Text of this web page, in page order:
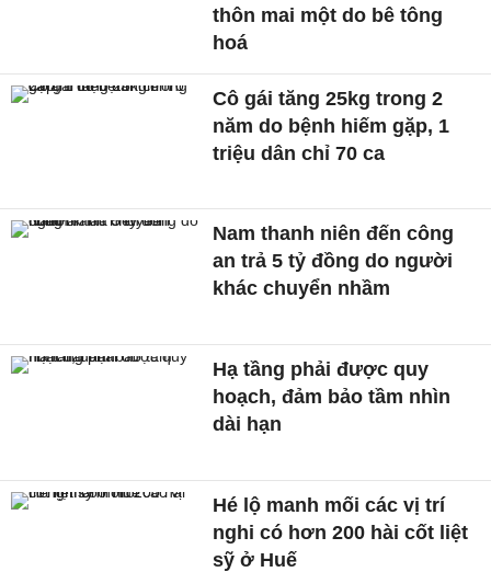
thôn mai một do bê tông
hoá
Cô gái tăng 25kg trong 2
năm do bệnh hiếm gặp, 1
triệu dân chỉ 70 ca
Nam thanh niên đến công
an trả 5 tỷ đồng do người
khác chuyển nhầm
Hạ tầng phải được quy
hoạch, đảm bảo tầm nhìn
dài hạn
Hé lộ manh mối các vị trí
nghi có hơn 200 hài cốt liệt
sỹ ở Huế